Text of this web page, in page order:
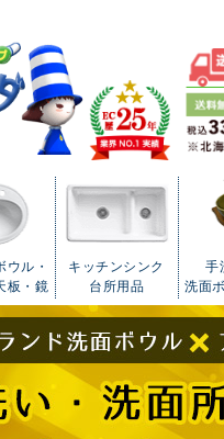
ウル・
板・鏡
キッチンシンク
台所用品
手
洗面